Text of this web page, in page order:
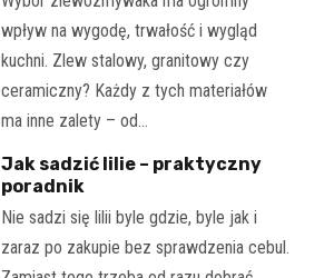
wpływ na wygodę, trwałość i wygląd
kuchni. Zlew stalowy, granitowy czy
ceramiczny? Każdy z tych materiałów
ma inne zalety – od…
Jak sadzić lilie – praktyczny
poradnik
Nie sadzi się lilii byle gdzie, byle jak i
zaraz po zakupie bez sprawdzenia cebul.